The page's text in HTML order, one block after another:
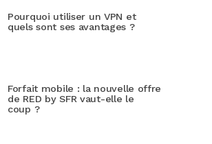
Pourquoi utiliser un VPN et
quels sont ses avantages ?
Forfait mobile : la nouvelle offre
de RED by SFR vaut-elle le
coup ?